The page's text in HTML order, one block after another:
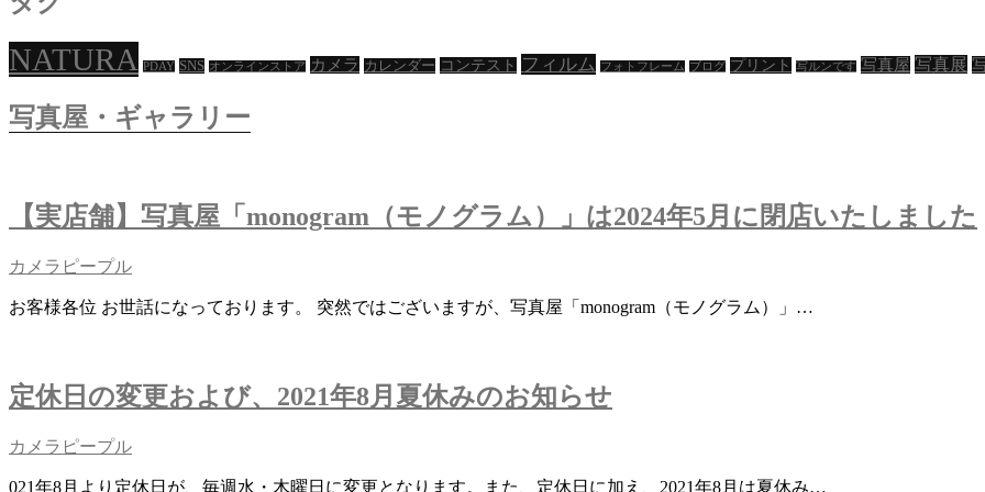
ビ
ゲ
ー
シ
NATURA PDAY SNS オンラインストア カメラ カレンダー コンテスト フィルム フォトフレーム ブログ プリント 写ルンです 写真屋 写真展
写真屋・ギャラリー
【実店舗】写真屋「monogram（モノグラム）」は2024年5月に閉店いたしました
カメラピープル
お客様各位 お世話になっております。 突然ではございますが、写真屋「monogram（モノグラム）」…
定休日の変更および、2021年8月夏休みのお知らせ
カメラピープル
021年8月より定休日が、毎週水・木曜日に変更となります。また、定休日に加え、2021年8月は夏休み…